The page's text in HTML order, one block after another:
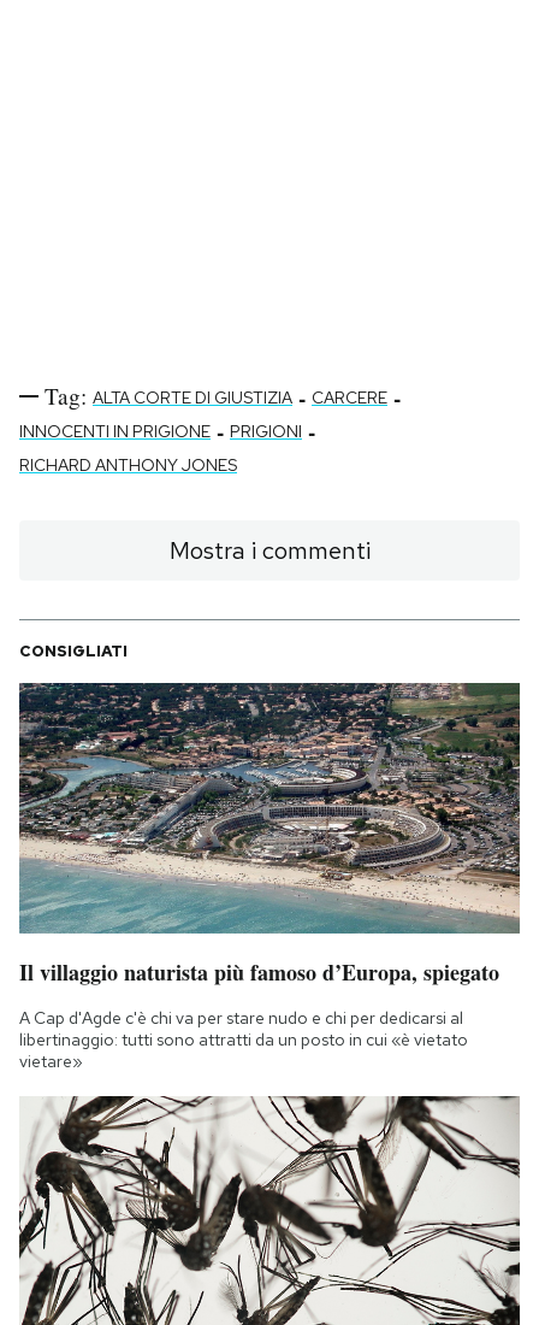
Tag: ALTA CORTE DI GIUSTIZIA - CARCERE -
INNOCENTI IN PRIGIONE - PRIGIONI -
RICHARD ANTHONY JONES
Mostra i commenti
CONSIGLIATI
Il villaggio naturista più famoso d’Europa, spiegato
A Cap d'Agde c'è chi va per stare nudo e chi per dedicarsi al
libertinaggio: tutti sono attratti da un posto in cui «è vietato
vietare»